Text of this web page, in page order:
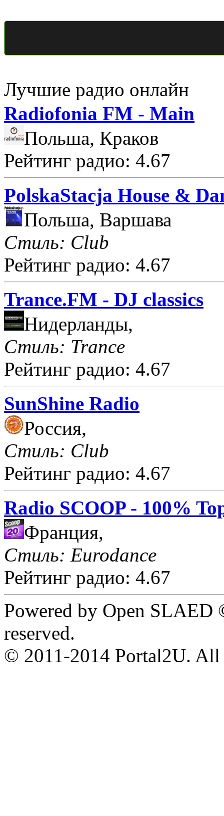
Лучшие радио онлайн
Radiofonia FM - Main
Польша, Краков
Рейтинг радио: 4.67
PolskaStacja House &
Польша, Варшава
Стиль: Club
Рейтинг радио: 4.67
Trance.FM - DJ classics
Нидерланды,
Стиль: Trance
Рейтинг радио: 4.67
SunShine Radio
Россия,
Стиль: Club
Рейтинг радио: 4.67
Radio SCOOP - 100%
Франция,
Стиль: Eurodance
Рейтинг радио: 4.67
Powered by Open
reserved.
© 2011-2014 Portal2U. All